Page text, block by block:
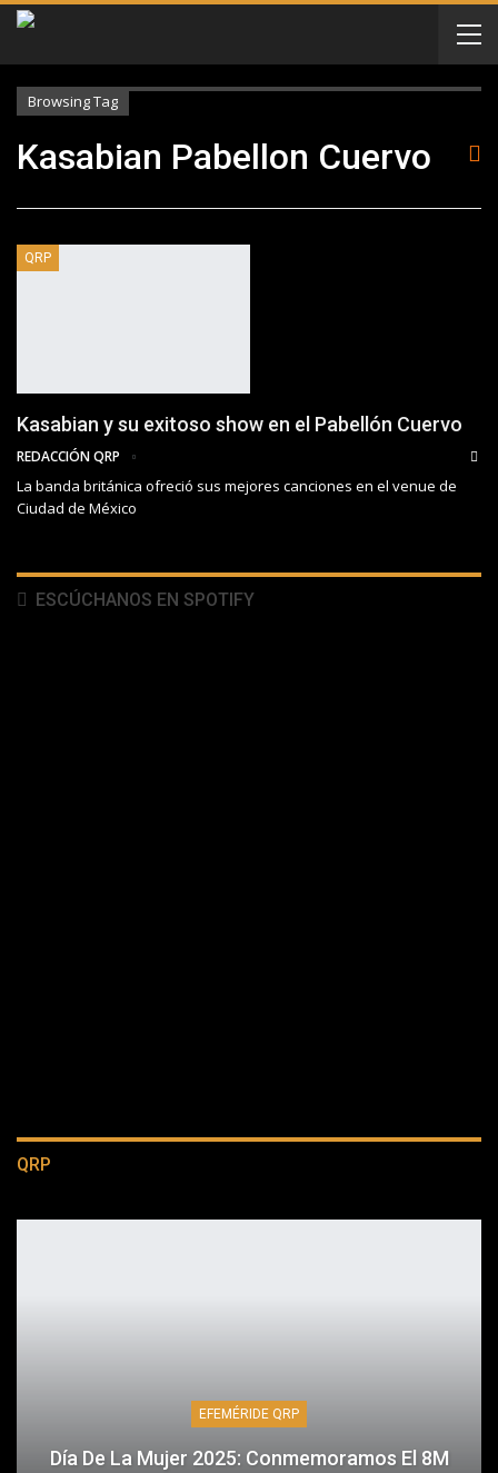
Browsing Tag
Kasabian Pabellon Cuervo
QRP
Kasabian y su exitoso show en el Pabellón Cuervo
REDACCIÓN QRP
La banda británica ofreció sus mejores canciones en el venue de
Ciudad de México
ESCÚCHANOS EN SPOTIFY
QRP
EFEMÉRIDE QRP
Día De La Mujer 2025: Conmemoramos El 8M